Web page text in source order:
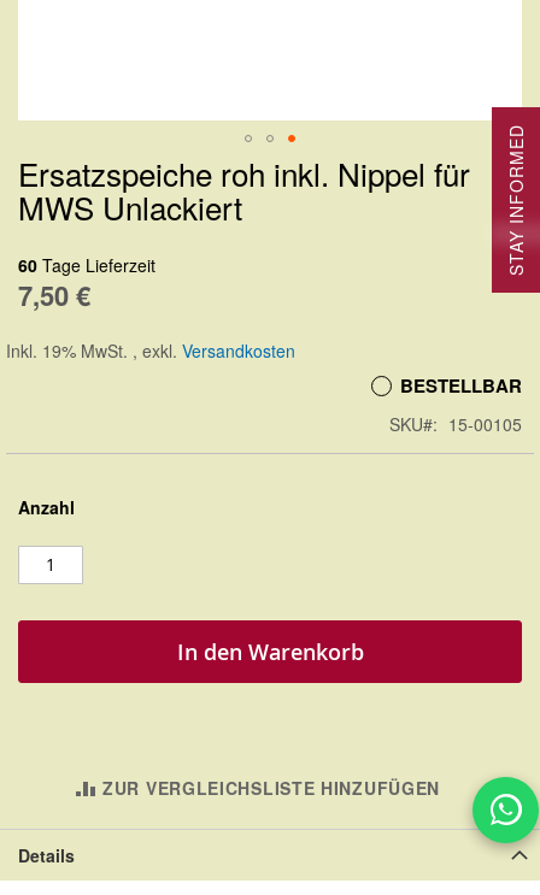
Zum
Anfang
Bildergalerie
springen
Ersatzspeiche roh inkl. Nippel für
MWS Unlackiert
60 Tage Lieferzeit
7,50 €
Inkl. 19% MwSt. , exkl. Versandkosten
BESTELLBAR
SKU 15-00105
Anzahl
In den Warenkorb
ZUR VERGLEICHSLISTE HINZUFÜGEN
Details
STAY INFORMED